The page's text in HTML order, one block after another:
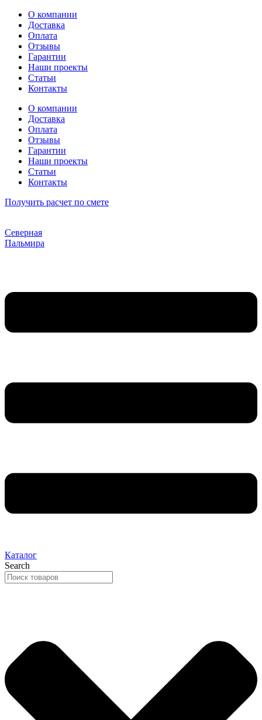
Перейти
содержимому
О компании
Доставка
Оплата
Отзывы
Гарантии
Наши проекты
Статьи
Контакты
О компании
Доставка
Оплата
Отзывы
Гарантии
Наши проекты
Статьи
Контакты
Получить расчет по смете
Северная
Пальмира
Каталог
Search